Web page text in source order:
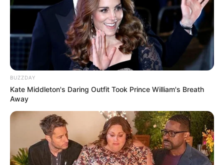
(foto: instagram/jiminxjamie)
BUZZDAY
Kate Middleton's Daring Outfit Took Prince William's Breath
Away